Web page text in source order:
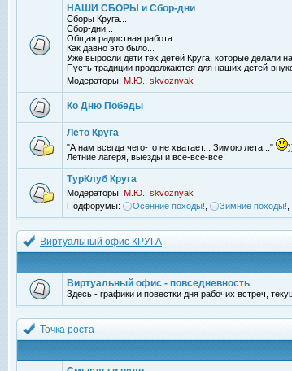
НАШИ СБОРЫ и Сбор-дни
Сборы Круга...
Сбор-дни...
Общая радостная работа...
Как давно это было...
Уже выросли дети тех детей Круга, которые делали
Пусть традиции продолжаются для наших детей-
Модераторы: М.Ю. skvoznyak
Ко Дню Победы
Лето Круга
"А нам всегда чего-то не хватает... Зимою лета..."
Летние лагеря, выезды и все-все-все!
ТурКлуб Круга
Модераторы: М.Ю.
skvoznyak
Подфорумы:
Осенние походы! Зимние походы!
Виртуальный офис КРУГА
Виртуальный офис - повседневность
Здесь - графики и повестки дня рабочих встреч,
Точка роста